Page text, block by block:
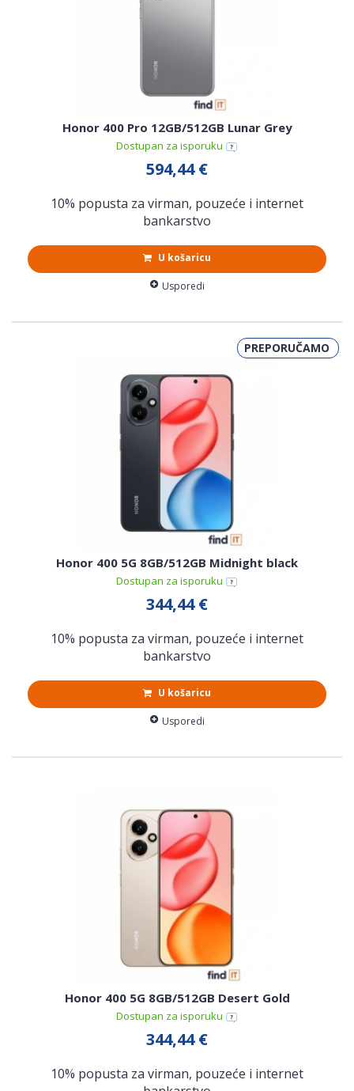
Honor 400 Pro 12GB/512GB Lunar Grey
Dostupan za isporuku
594,44 €
10% popusta za virman, pouzeće i internet
bankarstvo
U košaricu
Usporedi
PREPORUČAMO
Honor 400 5G 8GB/512GB Midnight black
Dostupan za isporuku
344,44 €
10% popusta za virman, pouzeće i internet
bankarstvo
U košaricu
Usporedi
Honor 400 5G 8GB/512GB Desert Gold
Dostupan za isporuku
344,44 €
10% popusta za virman, pouzeće i internet